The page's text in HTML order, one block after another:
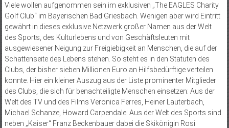
Viele wollen aufgenommen sein im exklusiven „The EAGLES Charity
Golf Club“ im Bayerischen Bad Griesbach. Wenigen aber wird Eintritt
gewährt in dieses exklusive Netzwerk großer Namen aus der Welt
des Sports, des Kulturlebens und von Geschäftsleuten mit
ausgewiesener Neigung zur Freigiebigkeit an Menschen, die auf der
Schattenseite des Lebens stehen. So steht es in den Statuten des
Clubs, der bisher sieben Millionen Euro an Hilfsbedürftige verteilen
konnte. Hier ein kleiner Auszug aus der Liste prominenter Mitglieder
des Clubs, die sich für benachteiligte Menschen einsetzen: Aus der
Welt des TV und des Films Veronica Ferres, Heiner Lauterbach,
Michael Schanze, Howard Carpendale. Aus der Welt des Sports sind
neben „Kaiser“ Franz Beckenbauer dabei die Skikönigin Rosi